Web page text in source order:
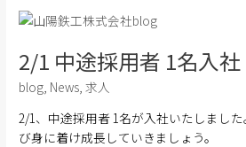
2/1 中途採用者 1名入社
blog News ,求人
2/1、中途採用者 1名が入社いたしまし
び身に着け成長していきましょう。
2/1
途
採
用
者
1